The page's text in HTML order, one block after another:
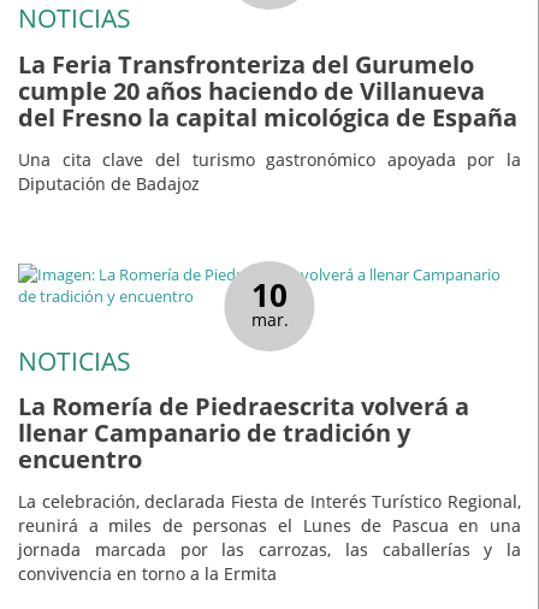
NOTICIAS
La Feria Transfronteriza del Gurumelo
cumple 20 años haciendo de Villanueva
del Fresno la capital micológica de España
Una cita clave del turismo gastronómico apoyada por la
Diputación de Badajoz
10
mar.
NOTICIAS
La Romería de Piedraescrita volverá a
llenar Campanario de tradición y
encuentro
La celebración, declarada Fiesta de Interés Turístico Regional,
reunirá a miles de personas el Lunes de Pascua en una
jornada marcada por las carrozas, las caballerías y la
convivencia en torno a la Ermita